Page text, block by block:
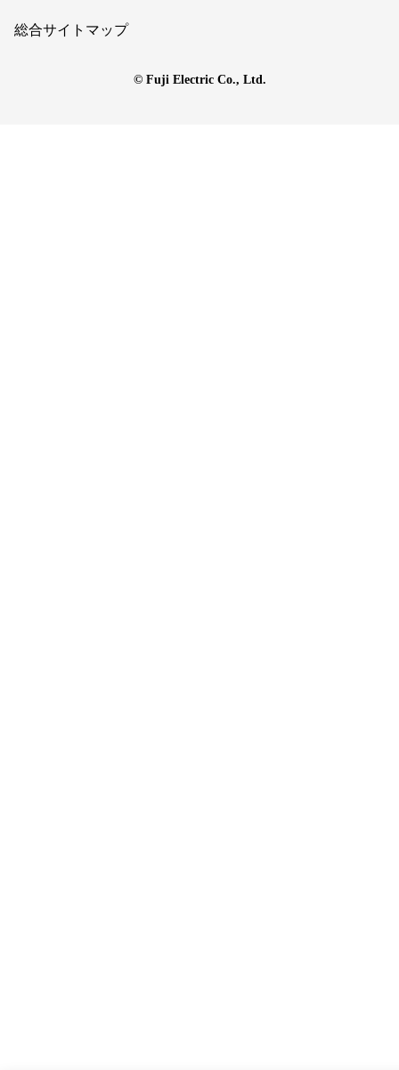
総合サイトマップ
© Fuji Electric Co., Ltd.